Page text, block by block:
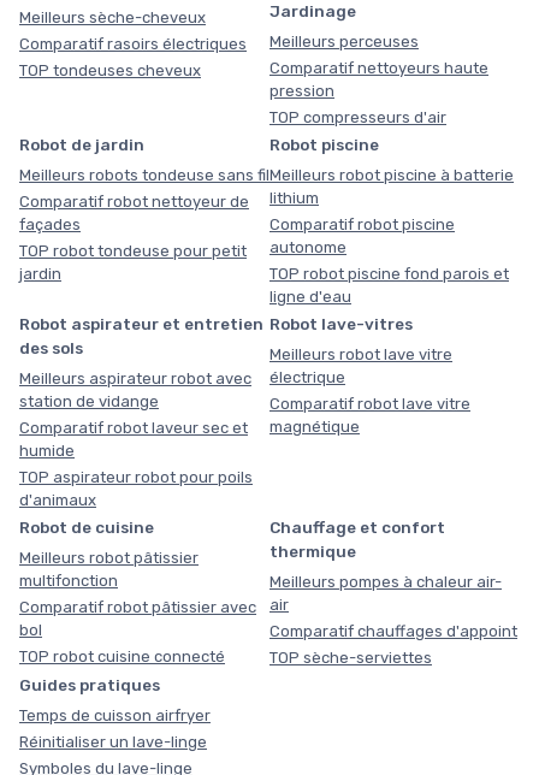
Meilleurs sèche-cheveux
Comparatif rasoirs électriques
TOP tondeuses cheveux
Jardinage
Meilleurs perceuses
Comparatif nettoyeurs haute
pression
TOP compresseurs d'air
Robot de jardin
Meilleurs robots tondeuse sans fil
Comparatif robot nettoyeur de
façades
TOP robot tondeuse pour petit
jardin
Robot piscine
Meilleurs robot piscine à batterie
lithium
Comparatif robot piscine
autonome
TOP robot piscine fond parois et
ligne d'eau
Robot aspirateur et entretien
des sols
Meilleurs aspirateur robot avec
station de vidange
Comparatif robot laveur sec et
humide
TOP aspirateur robot pour poils
d'animaux
Robot lave-vitres
Meilleurs robot lave vitre
électrique
Comparatif robot lave vitre
magnétique
Robot de cuisine
Meilleurs robot pâtissier
multifonction
Comparatif robot pâtissier avec
bol
TOP robot cuisine connecté
Chauffage et confort
thermique
Meilleurs pompes à chaleur air-
air
Comparatif chauffages d'appoint
TOP sèche-serviettes
Guides pratiques
Temps de cuisson airfryer
Réinitialiser un lave-linge
Symboles du lave-linge